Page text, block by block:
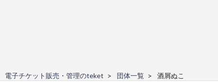
電子チケット販売・管理のteket 団体一覧 酒屑ぬこ